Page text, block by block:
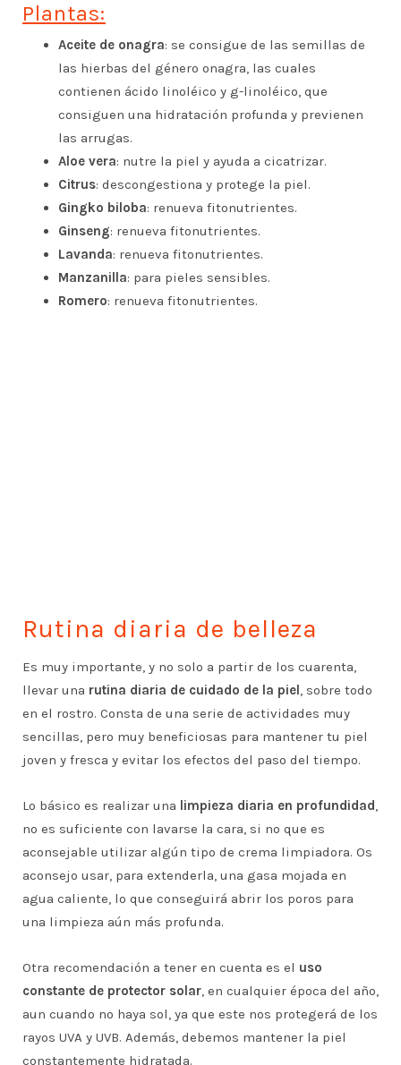
Plantas:
Aceite de onagra: se consigue de las semillas de
las hierbas del género onagra, las cuales
contienen ácido linoléico y g-linoléico, que
consiguen una hidratación profunda y previenen
las arrugas.
Aloe vera: nutre la piel y ayuda a cicatrizar.
Citrus: descongestiona y protege la piel.
Gingko biloba: renueva fitonutrientes.
Ginseng: renueva fitonutrientes.
Lavanda: renueva fitonutrientes.
Manzanilla: para pieles sensibles.
Romero: renueva fitonutrientes.
Rutina diaria de belleza
Es muy importante, y no solo a partir de los cuarenta,
llevar una rutina diaria de cuidado de la piel, sobre todo
en el rostro. Consta de una serie de actividades muy
sencillas, pero muy beneficiosas para mantener tu piel
joven y fresca y evitar los efectos del paso del tiempo.
Lo básico es realizar una limpieza diaria en profundidad,
no es suficiente con lavarse la cara, si no que es
aconsejable utilizar algún tipo de crema limpiadora. Os
aconsejo usar, para extenderla, una gasa mojada en
agua caliente, lo que conseguirá abrir los poros para
una limpieza aún más profunda.
Otra recomendación a tener en cuenta es el uso
constante de protector solar, en cualquier época del año,
aun cuando no haya sol, ya que este nos protegerá de los
rayos UVA y UVB. Además, debemos mantener la piel
constantemente hidratada.